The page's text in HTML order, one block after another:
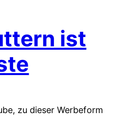
ist
zu dieser Werbeform